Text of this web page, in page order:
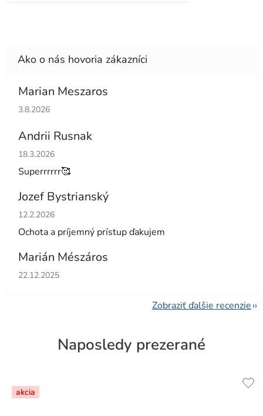
Marian Meszaros
Hodnotenie obchodu je 5 z 5 hviezdičiek.
3.8.2026
Andrii Rusnak
Hodnotenie obchodu je 5 z 5 hviezdičiek.
18.3.2026
Superrrrrr🥰
Jozef Bystrianský
Hodnotenie obchodu je 5 z 5 hviezdičiek.
12.2.2026
Ochota a príjemný prístup ďakujem
Marián Mészáros
Hodnotenie obchodu je 5 z 5 hviezdičiek.
22.12.2025
Zobraziť ďalšie recenzie
Naposledy prezerané
akcia